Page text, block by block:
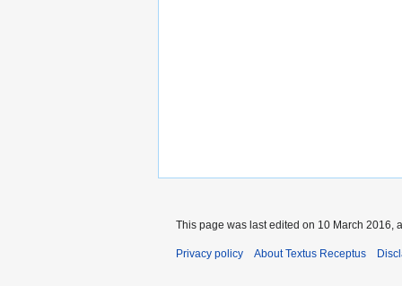
This page was last edited on 10 March 2016,
Privacy policy About Textus Receptus